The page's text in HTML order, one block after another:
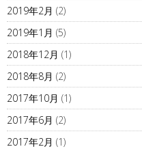
2019年2月 (2)
2019年1月 (5)
2018年12月 (1)
2018年8月 (2)
2017年10月 (1)
2017年6月 (2)
2017年2月 (1)